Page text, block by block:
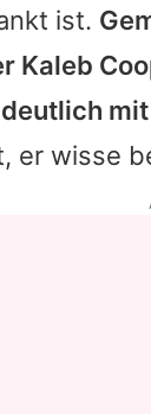
ist.
Kaleb
er wisse